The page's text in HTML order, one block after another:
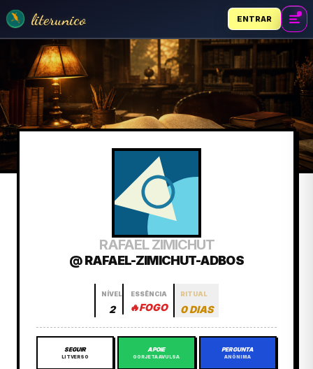
literunico ENTRAR
RAFAEL ZIMICHUT
@ RAFAEL-ZIMICHUT-ADBOS
NÍVEL
2
ESSÊNCIA
🔥FOGO
RITUAL
0 DIAS
SEGUIR
LITVERSO
APOIE
GORJETA AVULSA
PERGUNTA
ANÔNIMA